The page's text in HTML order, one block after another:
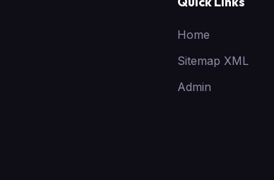
Home
Sitemap XML
Admin